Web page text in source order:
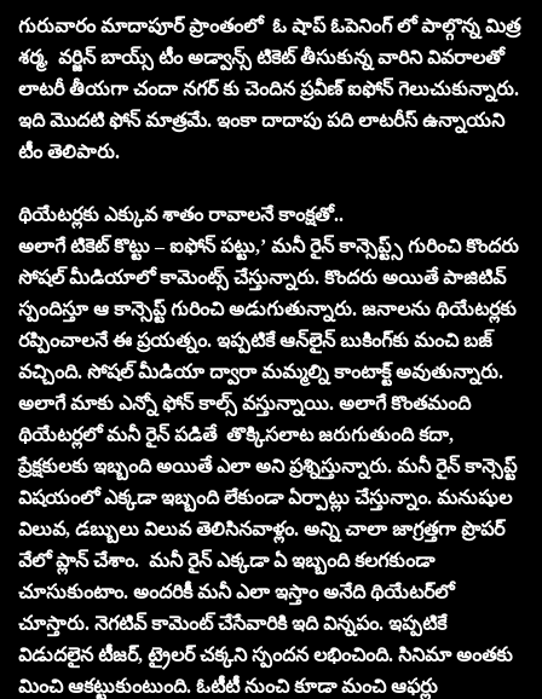
గురువారం మాదాపూర్ ప్రాంతంలో ఓ షాప్ ఓపెనింగ్ లో పాల్గొన్న మిత్ర
శర్మ, వర్జిన్‌ బాయ్స్‌ టీం అడ్వాన్స్ టికెట్ తీసుకున్న వారిని వివరాలతో
లాటరీ తీయగా చందా నగర్ కు చెందిన ప్రవీణ్ ఐఫోన్ గెలుచుకున్నారు.
ఇది మొదటి ఫోన్ మాత్రమే. ఇంకా దాదాపు పది లాటరీస్ ఉన్నాయని
టీం తెలిపారు.
థియేటర్లకు ఎక్కువ శాతం రావాలనే కాంక్షతో..
అలాగే టికెట్‌ కొట్టు – ఐఫోన్‌ పట్టు,’ మనీ రైన్‌ కాన్సెప్ట్స్‌ గురించి కొందరు
సోషల్‌ మీడియాలో కామెంట్స్‌ చేస్తున్నారు. కొందరు అయితే పాజిటివ్‌
స్పందిస్తూ ఆ కాన్సెప్ట్‌ గురించి అడుగుతున్నారు. జనాలను థియేటర్లకు
రప్పించాలనే ఈ ప్రయత్నం. ఇప్పటికే ఆన్‌లైన్‌ బుకింగ్‌కు మంచి బజ్‌
వచ్చింది. సోషల్‌ మీడియా ద్వారా మమ్మల్ని కాంటాక్ట్‌ అవుతున్నారు.
అలాగే మాకు ఎన్నో ఫోన్‌ కాల్స్‌ వస్తున్నాయి. అలాగే కొంతమంది
థియేటర్లలో మనీ రైన్‌ పడితే తొక్కిసలాట జరుగుతుంది కదా,
ప్రేక్షకులకు ఇబ్బంది అయితే ఎలా అని ప్రశ్నిస్తున్నారు. మనీ రైన్‌ కాన్సెప్ట్‌
విషయంలో ఎక్కడా ఇబ్బంది లేకుండా ఏర్పాట్లు చేస్తున్నాం. మనుషుల
విలువ, డబ్బులు విలువ తెలిసినవాళ్లం. అన్ని చాలా జాగ్రత్తగా ప్రొపర్‌
వేలో ప్లాన్‌ చేశాం. మనీ రైన్‌ ఎక్కడా ఏ ఇబ్బంది కలగకుండా
చూసుకుంటాం. అందరికీ మనీ ఎలా ఇస్తాం అనేది థియేటర్‌లో
చూస్తారు. నెగటివ్‌ కామెంట్‌ చేసేవారికి ఇది విన్నపం. ఇప్పటికే
విడుదలైన టీజర్‌, ట్రైలర్‌ చక్కని స్పందన లభించింది. సినిమా అంతకు
మించి ఆకట్టుకుంటుంది. ఓటీటీ నుంచి కూడా మంచి ఆఫర్లు